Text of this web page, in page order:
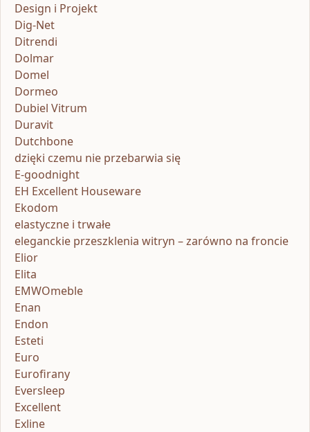
Design i Projekt
Dig-Net
Ditrendi
Dolmar
Domel
Dormeo
Dubiel Vitrum
Duravit
Dutchbone
dzięki czemu nie przebarwia się
E-goodnight
EH Excellent Houseware
Ekodom
elastyczne i trwałe
eleganckie przeszklenia witryn – zarówno na froncie
Elior
Elita
EMWOmeble
Enan
Endon
Esteti
Euro
Eurofirany
Eversleep
Excellent
Exline